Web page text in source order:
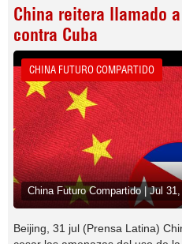
China reitera llamado
contra Cuba
CHINA FUTURO COMPARTIDO
China Futuro Compartido | Jul
Beijing, 31 jul (Prensa Latina)